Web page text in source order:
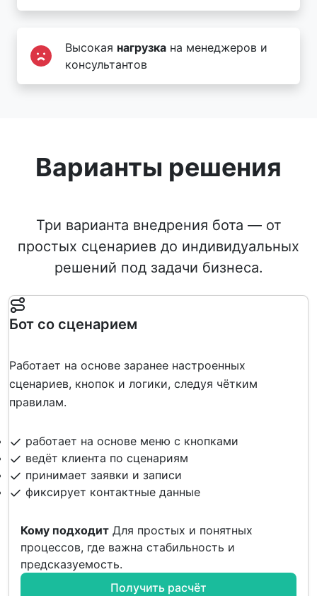
Высокая нагрузка на менеджеров и
консультантов
Варианты решения
Три варианта внедрения бота — от
простых сценариев до индивидуальных
решений под задачи бизнеса.
Бот со сценарием
Работает на основе заранее настроенных
сценариев, кнопок и логики, следуя чётким
правилам.
работает на основе меню с кнопками
ведёт клиента по сценариям
принимает заявки и записи
фиксирует контактные данные
Кому подходит Для простых и понятных
процессов, где важна стабильность и
предсказуемость.
Получить расчёт